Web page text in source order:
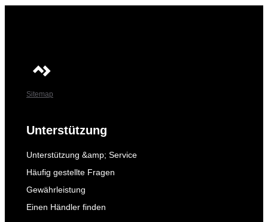
Sitemap
Unterstützung
Unterstützung &amp; Service
Häufig gestellte Fragen
Gewährleistung
Einen Händler finden